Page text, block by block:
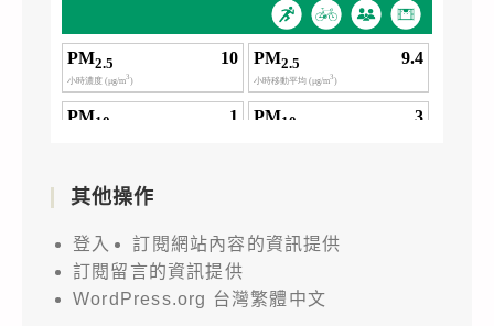
其他操作
登入
訂閱網站內容的資訊提供
訂閱留言的資訊提供
WordPress.org 台灣繁體中文